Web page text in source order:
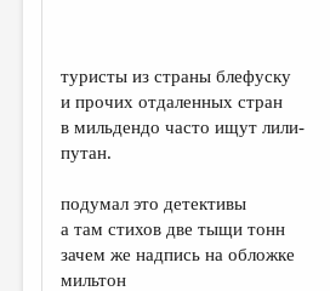
туристы из страны блефуску
и прочих отдаленных стран
в мильдендо часто ищут лили-
путан.
подумал это детективы
а там стихов две тыщи тонн
зачем же надпись на обложке
мильтон